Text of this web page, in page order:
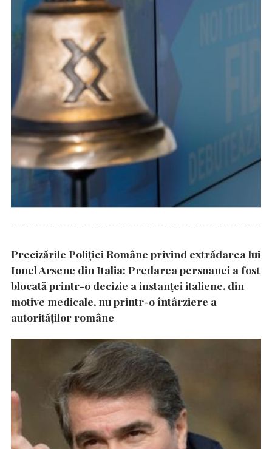
Precizările Poliţiei Române privind extrădarea lui
Ionel Arsene din Italia: Predarea persoanei a fost
blocată printr-o decizie a instanţei italiene, din
motive medicale, nu printr-o întârziere a
autorităţilor române